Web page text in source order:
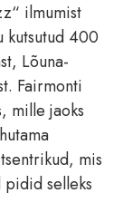
ilmumist
kutsutud 400
Lõuna-
Fairmonti
mille jaoks
mis
selleks